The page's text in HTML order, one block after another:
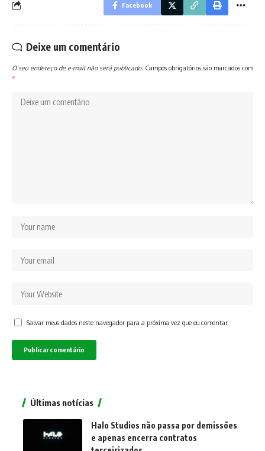
Facebook
Deixe um comentário
O seu endereço de e-mail não será publicado. Campos obrigatórios são marcados com
*
Salvar meus dados neste navegador para a próxima vez que eu comentar.
Últimas notícias
Halo Studios não passa por demissões
e apenas encerra contratos